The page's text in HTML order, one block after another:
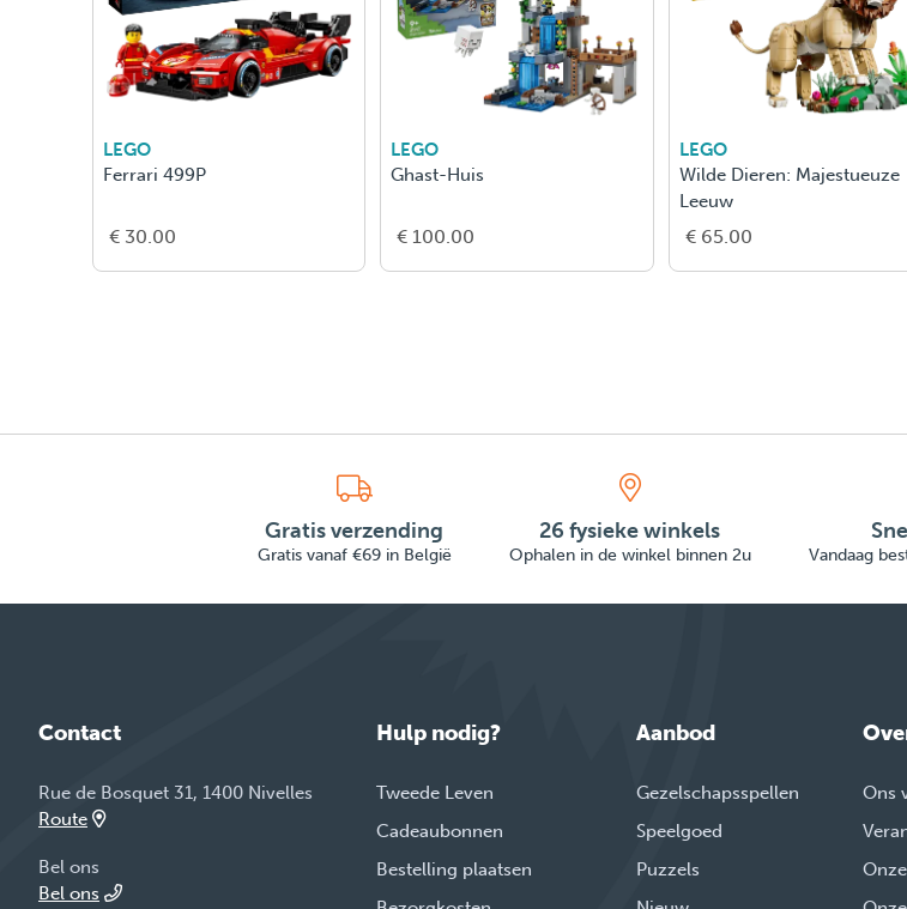
LEGO
Ferrari 499P
€ 30.00
LEGO
Ghast-Huis
€ 100.00
LEGO
Wilde Dieren: Majestueuze
Leeuw
€ 65.00
Gratis verzending
Gratis vanaf €69 in België
26 fysieke winkels
Ophalen in de winkel binnen 2u Vandaag
Contact
Rue de Bosquet 31, 1400 Nivelles
Route
Bel ons
Bel ons
Hulp nodig?
Tweede Leven
Cadeaubonnen
Bestelling plaatsen
Aanbod
Gezelschapsspellen
Speelgoed
Puzzels
Ons